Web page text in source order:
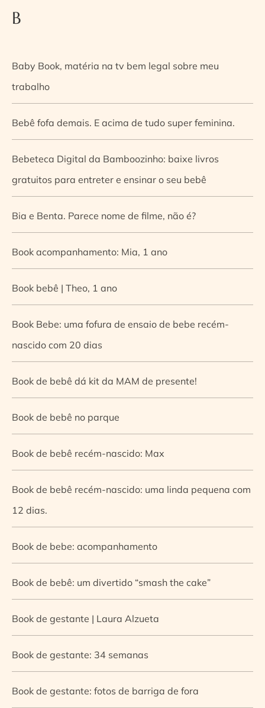
B
Baby Book, matéria na tv bem legal sobre meu
trabalho
Bebê fofa demais. E acima de tudo super feminina.
Bebeteca Digital da Bamboozinho: baixe livros
gratuitos para entreter e ensinar o seu bebê
Bia e Benta. Parece nome de filme, não é?
Book acompanhamento: Mia, 1 ano
Book bebê | Theo, 1 ano
Book Bebe: uma fofura de ensaio de bebe recém-
nascido com 20 dias
Book de bebê dá kit da MAM de presente!
Book de bebê no parque
Book de bebê recém-nascido: Max
Book de bebê recém-nascido: uma linda pequena com
12 dias.
Book de bebe: acompanhamento
Book de bebê: um divertido “smash the cake”
Book de gestante | Laura Alzueta
Book de gestante: 34 semanas
Book de gestante: fotos de barriga de fora